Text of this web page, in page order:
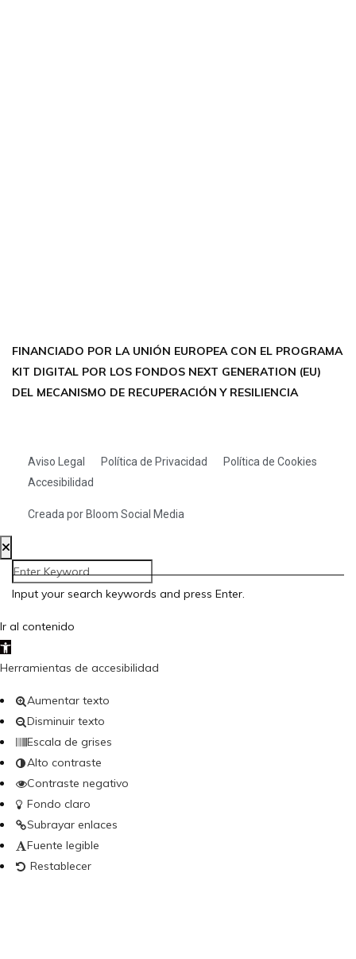
FINANCIADO POR LA UNIÓN EUROPEA CON EL PROGRAMA
KIT DIGITAL POR LOS FONDOS NEXT GENERATION (EU)
DEL MECANISMO DE RECUPERACIÓN Y RESILIENCIA
Creada por Bloom Social Media
Aviso Legal Política de Privacidad
Política de Cookies
Accesibilidad
Input your search keywords and press Enter.
Ir al contenido
Abrir barra de herramientas
Herramientas de accesibilidad
Aumentar texto
Disminuir texto
Escala de grises
Alto contraste
Contraste negativo
Fondo claro
Subrayar enlaces
Fuente legible
Restablecer